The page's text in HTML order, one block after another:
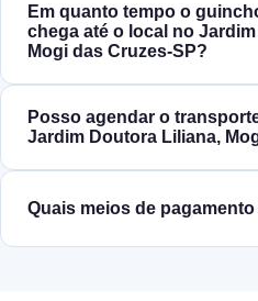
Em quanto tempo o
chega até o local no
Mogi das Cruzes‑SP?
Posso agendar o
Jardim Doutora Liliana,
Quais meios de